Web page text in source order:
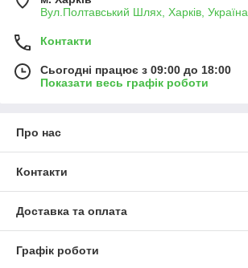
Вул.Полтавський Шлях, Харків, Україна
Контакти
Сьогодні працює з 09:00 до 18:00
Показати весь графік роботи
Про нас
Контакти
Доставка та оплата
Графік роботи